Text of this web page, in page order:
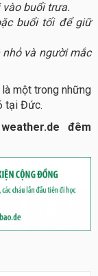
buổi trưa.
buổi tối để giữ
và người mắc
một trong những
tại Đức.
đêm